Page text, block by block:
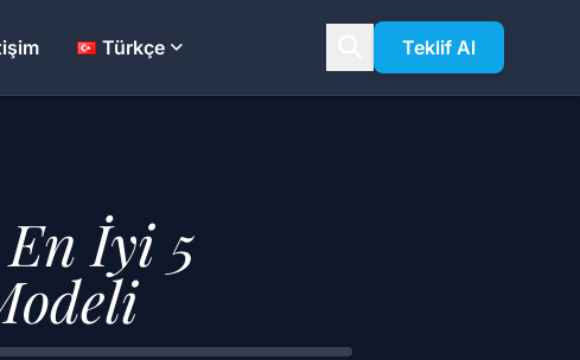
Türkçe Teklif Al
İyi 5